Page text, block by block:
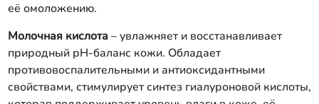
её омоложению.
Молочная кислота– увлажняет и восстанавливает
природный рН-баланс кожи. Обладает
противовоспалительными и антиоксидантными
свойствами, стимулирует синтез гиалуроновой кислоты,